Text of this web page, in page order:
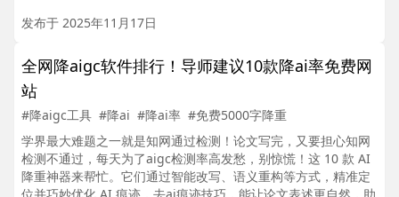
发布于 2025年11月17日
全网降aigc软件排行！导师建议10款降ai率免费网
站
#降aigc工具 #降ai #降ai率 #免费5000字降重
学界最大难题之一就是知网通过检测！论文写完，又要担心知网
检测不通过，每天为了aigc检测率高发愁，别惊慌！这 10 款 AI
降重神器来帮忙。它们通过智能改写、语义重构等方式，精准定